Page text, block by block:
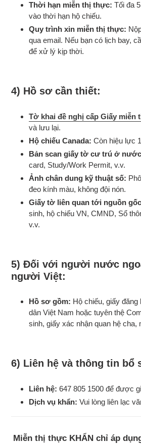
Thời hạn miễn thị thực: Tối đa
vào thời hạn hộ chiếu.
Quy trình xin miễn thị thực:
qua email. Nếu bạn có lịch bay,
để xử lý kịp thời.
4) Hồ sơ cần thiết:
Tờ khai đề nghị cấp Giấy miễn
và lưu lại.
Hộ chiếu Canada: Còn hiệu lực
Bản scan giấy tờ cư trú ở
card, Study/Work Permit, v.v.
Ảnh chân dung kỹ thuật số:
đeo kính màu, không đội nón.
Giấy tờ liên quan tới nguồn
sinh, hộ chiếu VN, CMND, Sổ
v.v.
5) Đối với người nước
người Việt:
Hồ sơ gồm: Hộ chiếu, giấy
dân Việt Nam hoặc tuyên thệ
sinh, giấy xác nhận quan hệ cha,
6) Liên hệ và thông tin bổ
Liên hệ: 647 805 1500 để được
Dịch vụ khẩn: Vui lòng liên lạc
Miễn thị thực KHẨN chỉ áp